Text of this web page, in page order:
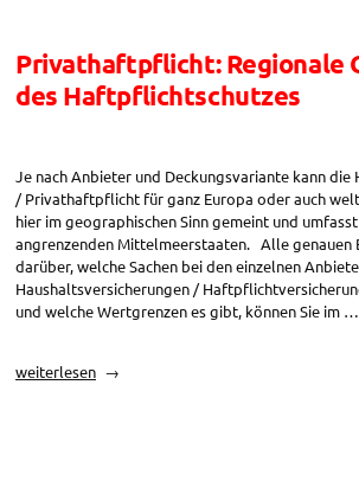
Privathaftpflicht: Regionale
des Haftpflichtschutzes
Je nach Anbieter und Deckungsvariante kann die
/ Privathaftpflicht für ganz Europa oder auch
hier im geographischen Sinn gemeint und
angrenzenden Mittelmeerstaaten. Alle genauen
darüber, welche Sachen bei den einzelnen
Haushaltsversicherungen /
und welche Wertgrenzen es gibt, können Sie im …
„Privathaftpflicht:
weiterlesen